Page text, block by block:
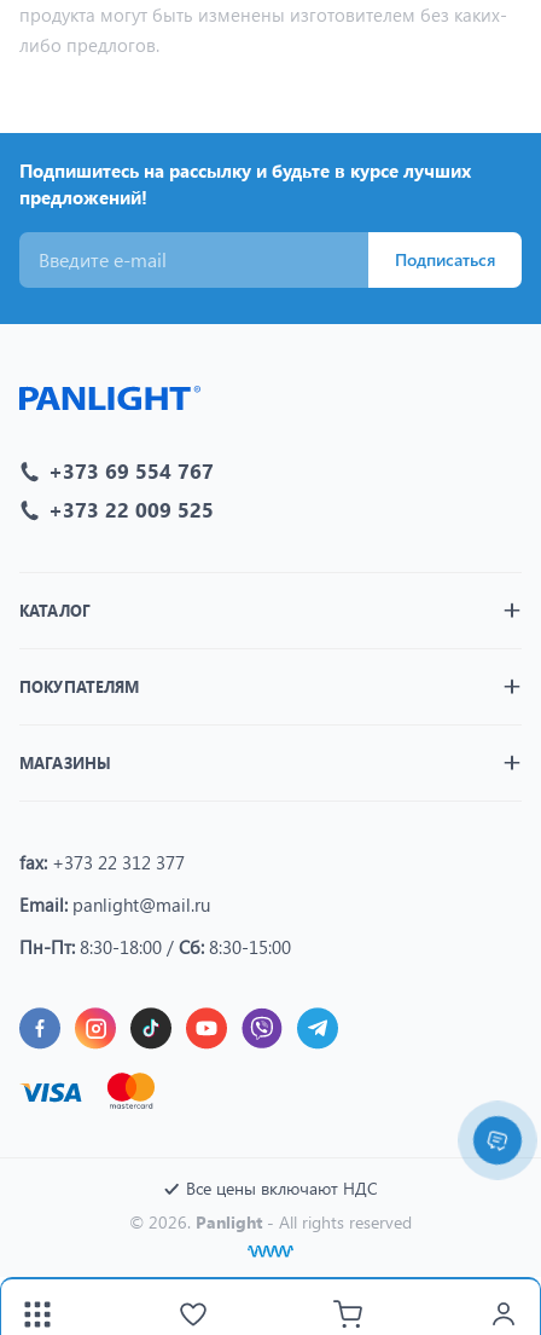
продукта могут быть изменены изготовителем без каких-
либо предлогов.
Подпишитесь на рассылку и будьте в курсе лучших
предложений!
Подписаться
+373 69 554 767
+373 22 009 525
КАТАЛОГ
ПОКУПАТЕЛЯМ
МАГАЗИНЫ
fax: +373 22 312 377
Email: panlight@mail.ru
Пн-Пт: 8:30-18:00 / Сб: 8:30-15:00
© 2026. Panlight - All rights reserved
Все цены включают НДС